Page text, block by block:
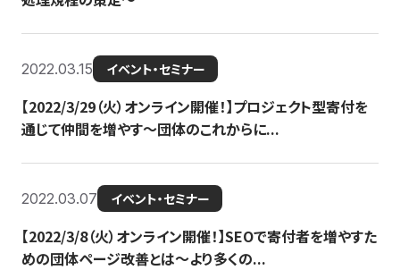
2022.03.15 イベント・セミナー
【2022/3/29（火）オンライン開催！】プロジェクト型寄付を
通じて仲間を増やす～団体のこれからに...
2022.03.07 イベント・セミナー
【2022/3/8（火）オンライン開催！】SEOで寄付者を増やすた
めの団体ページ改善とは～より多くの...